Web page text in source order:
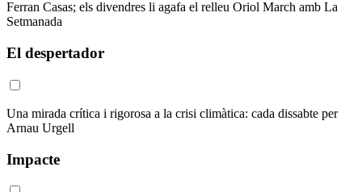
Ferran Casas; els divendres li agafa el relleu Oriol March amb La
Setmanada
El despertador
Una mirada crítica i rigorosa a la crisi climàtica: cada dissabte per
Arnau Urgell
Impacte